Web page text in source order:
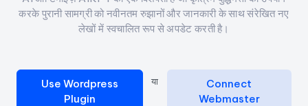
करके पुरानी सामग्री को नवीनतम रुझानों और जानकारी के साथ संरेखित नए
लेखों में स्वचालित रूप से अपडेट करती है।
Use Wordpress
Plugin
या
Connect
Webmaster